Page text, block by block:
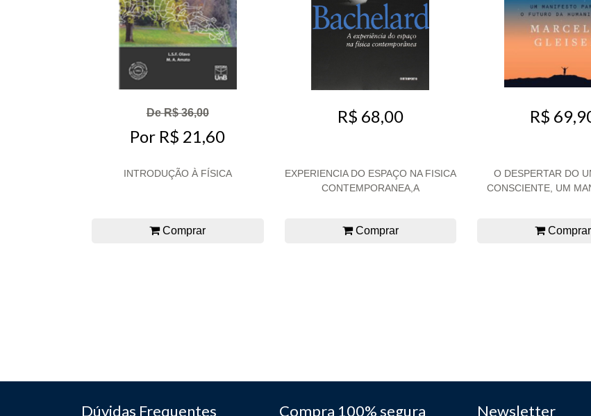
De R$ 36,00
Por R$ 21,60
INTRODUÇÃO À FÍSICA
Comprar
R$ 68,00
EXPERIENCIA DO ESPAÇO NA FISICA
CONTEMPORANEA,A
Comprar
R$
O DESPERTAR DO
CONSCIENTE, UM
Comprar
Dúvidas Frequentes Compra 100% segura Newsletter